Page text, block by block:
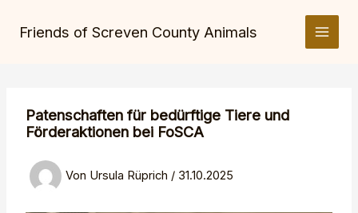
InhaltFriends of Screven County Animals
Patenschaften für bedürftige Tiere und
Förderaktionen bei FoSCA
Von Ursula Rüprich / 31.10.2025